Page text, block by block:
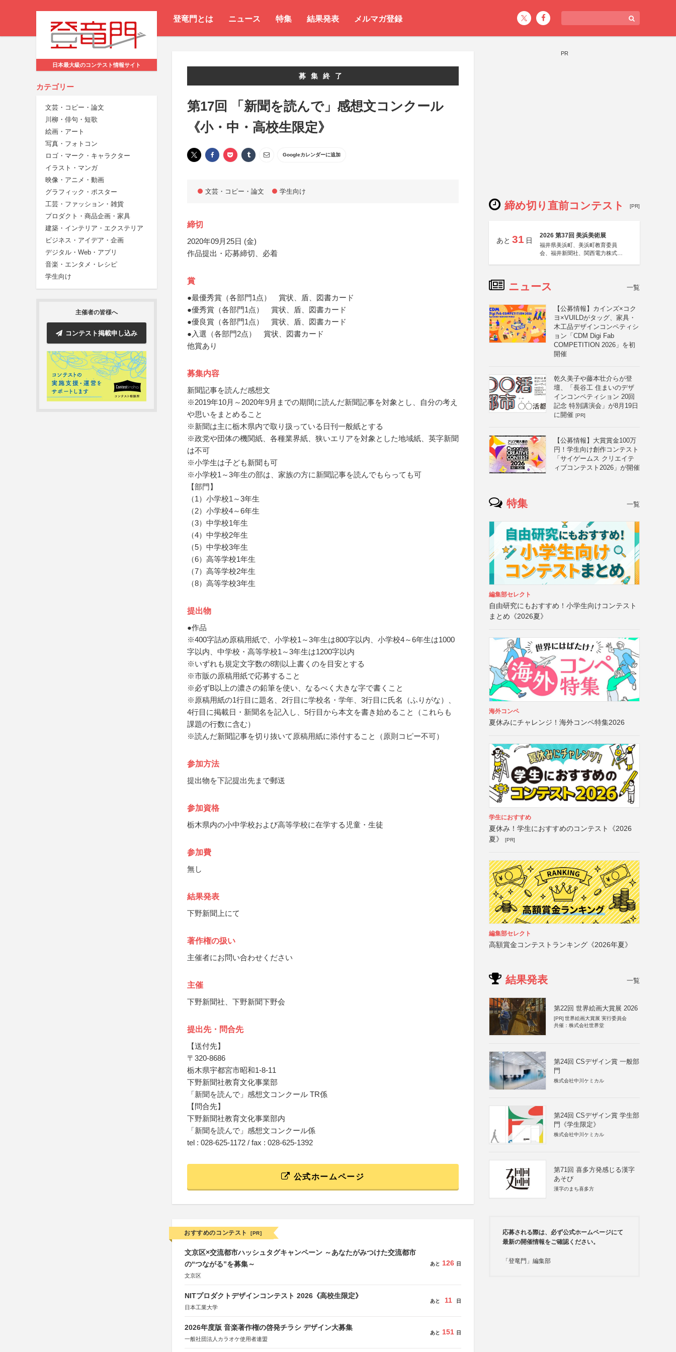
登竜門とは ニュース 特集 結果発表 メルマガ登録
日本最大級のコンテスト情報サイト
カテゴリー
文芸・コピー・論文
川柳・俳句・短歌
絵画・アート
写真・フォトコン
ロゴ・マーク・キャラクター
イラスト・マンガ
映像・アニメ・動画
グラフィック・ポスター
工芸・ファッション・雑貨
プロダクト・商品企画・家具
建築・インテリア・エクステリア
ビジネス・アイデア・企画
デジタル・Web・アプリ
音楽・エンタメ・レシピ
学生向け
主催者の皆様へ
コンテスト掲載申し込み
募集終了
第17回 「新聞を読んで」感想文コンクール
《小・中・高校生限定》
Googleカレンダーに追加
文芸・コピー・論文 学生向け
締切
2020年09月25日 (金)
作品提出・応募締切、必着
賞
●最優秀賞（各部門1点） 賞状、盾、図書カード
●優秀賞（各部門1点） 賞状、盾、図書カード
●優良賞（各部門1点） 賞状、盾、図書カード
●入選（各部門2点） 賞状、図書カード
他賞あり
募集内容
新聞記事を読んだ感想文
※2019年10月～2020年9月までの期間に読んだ新聞記事を対象とし、自分の考え
や思いをまとめること
※新聞は主に栃木県内で取り扱っている日刊一般紙とする
※政党や団体の機関紙、各種業界紙、狭いエリアを対象とした地域紙、英字新聞
は不可
※小学生は子ども新聞も可
※小学校1～3年生の部は、家族の方に新聞記事を読んでもらっても可
【部門】
（1）小学校1～3年生
（2）小学校4～6年生
（3）中学校1年生
（4）中学校2年生
（5）中学校3年生
（6）高等学校1年生
（7）高等学校2年生
（8）高等学校3年生
提出物
●作品
※400字詰め原稿用紙で、小学校1～3年生は800字以内、小学校4～6年生は1000
字以内、中学校・高等学校1～3年生は1200字以内
※いずれも規定文字数の8割以上書くのを目安とする
※市販の原稿用紙で応募すること
※必ずB以上の濃さの鉛筆を使い、なるべく大きな字で書くこと
※原稿用紙の1行目に題名、2行目に学校名・学年、3行目に氏名（ふりがな）、
4行目に掲載日・新聞名を記入し、5行目から本文を書き始めること（これらも
課題の行数に含む）
※読んだ新聞記事を切り抜いて原稿用紙に添付すること（原則コピー不可）
参加方法
提出物を下記提出先まで郵送
参加資格
栃木県内の小中学校および高等学校に在学する児童・生徒
参加費
無し
結果発表
下野新聞上にて
著作権の扱い
主催者にお問い合わせください
主催
下野新聞社、下野新聞下野会
提出先・問合先
【送付先】
〒320-8686
栃木県宇都宮市昭和1-8-11
下野新聞社教育文化事業部
「新聞を読んで」感想文コンクール TR係
【問合先】
下野新聞社教育文化事業部内
「新聞を読んで」感想文コンクール係
tel : 028-625-1172 / fax : 028-625-1392
公式ホームページ
おすすめのコンテスト [PR]
文京区×交流都市ハッシュタグキャンペーン ～あなたがみつけた交流都市
の“つながる”を募集～
文京区
あと 126 日
NITプロダクトデザインコンテスト 2026《高校生限定》
日本工業大学
あと 11 日
2026年度版 音楽著作権の啓発チラシ デザイン大募集
一般社団法人カラオケ使用者連盟
あと 151 日
PR
締め切り直前コンテスト [PR]
あと 31 日
2026 第37回 美浜美術展
福井県美浜町、美浜町教育委員
会、福井新聞社、関西電力株式会
ニュース 一覧
【公募情報】カインズ×コク
ヨ×VUILDがタッグ、家具・
木工品デザインコンペティシ
ョン「CDM Digi Fab
COMPETITION 2026」を初
開催
乾久美子や藤本壮介らが登
壇、「長谷工 住まいのデザ
インコンペティション 20回
記念 特別講演会」が8月19日
に開催 [PR]
【公募情報】大賞賞金100万
円！学生向け創作コンテスト
「サイゲームス クリエイテ
ィブコンテスト2026」が開催
特集 一覧
編集部セレクト
自由研究にもおすすめ！小学生向けコンテスト
まとめ《2026夏》
海外コンペ
夏休みにチャレンジ！海外コンペ特集2026
学生におすすめ
夏休み！学生におすすめのコンテスト《2026
夏》
[PR]
編集部セレクト
高額賞金コンテストランキング《2026年夏》
結果発表 一覧
第22回 世界絵画大賞展 2026
[PR] 世界絵画大賞展 実行委員会
共催：株式会社世界堂
第24回 CSデザイン賞 一般部
門
株式会社中川ケミカル
第24回 CSデザイン賞 学生部
門《学生限定》
株式会社中川ケミカル
第71回 喜多方発感じる漢字
あそび
漢字のまち喜多方
応募される際は、必ず公式ホームページにて
最新の開催情報をご確認ください。
「登竜門」編集部